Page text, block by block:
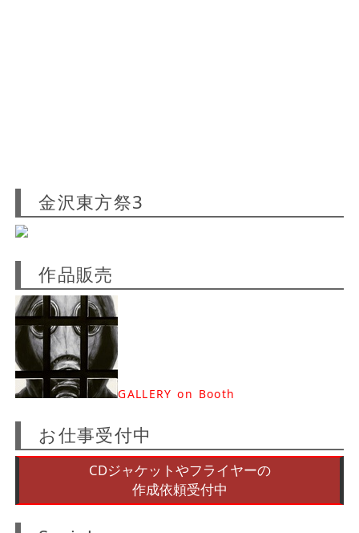
金沢東方祭3
作品販売
GALLERY on Booth
お仕事受付中
CDジャケットやフライヤーの
作成依頼受付中